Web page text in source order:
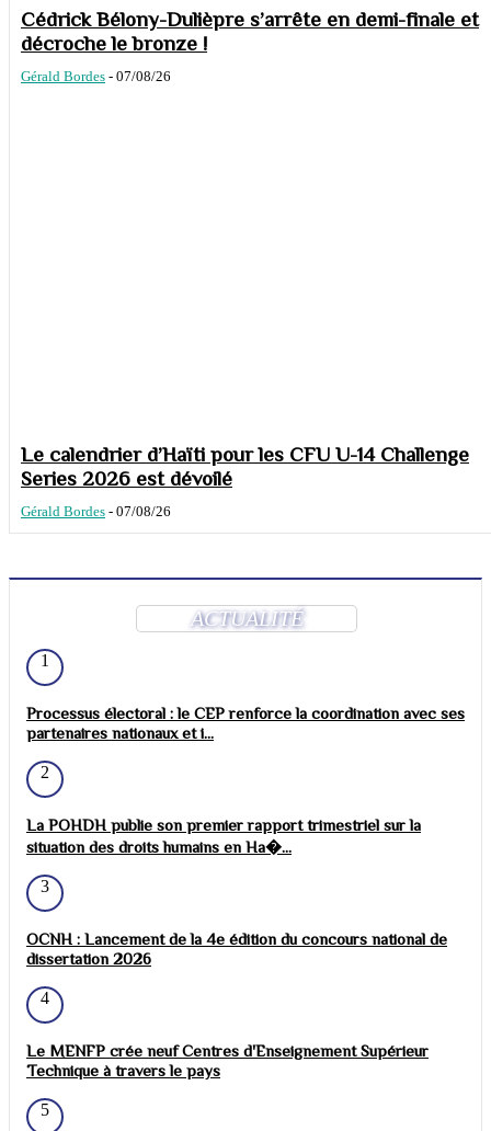
Cédrick Bélony-Dulièpre s’arrête en demi-finale et
décroche le bronze !
Gérald Bordes - 07/08/26
Le calendrier d’Haïti pour les CFU U-14 Challenge
Series 2026 est dévoilé
Gérald Bordes - 07/08/26
ACTUALITÉ
1
Processus électoral : le CEP renforce la coordination avec ses
partenaires nationaux et i...
2
La POHDH publie son premier rapport trimestriel sur la
situation des droits humains en Ha�...
3
OCNH : Lancement de la 4e édition du concours national de
dissertation 2026
4
Le MENFP crée neuf Centres d'Enseignement Supérieur
Technique à travers le pays
5